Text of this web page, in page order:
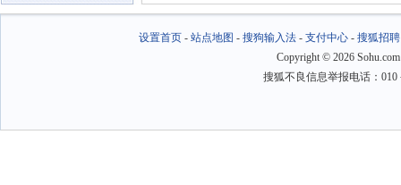
设置首页- 站点地图 - 搜狗输入法- 支付中心- 搜狐招聘
Copyright © 2026
搜狐不良信息举报电话：010